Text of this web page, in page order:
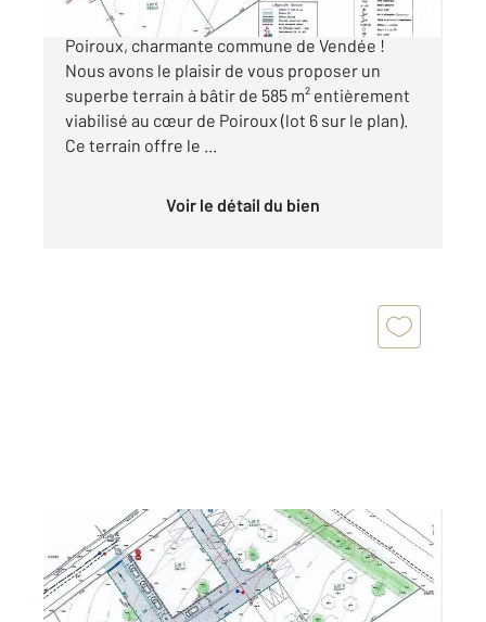
Découvrez une opportunité exceptionnelle à
Poiroux, charmante commune de Vendée !
Nous avons le plaisir de vous proposer un
superbe terrain à bâtir de 585 m² entièrement
viabilisé au cœur de Poiroux (lot 6 sur le plan).
Ce terrain offre le ...
Voir le détail du bien
POIROUX 85
480 m2
Ref : 2439